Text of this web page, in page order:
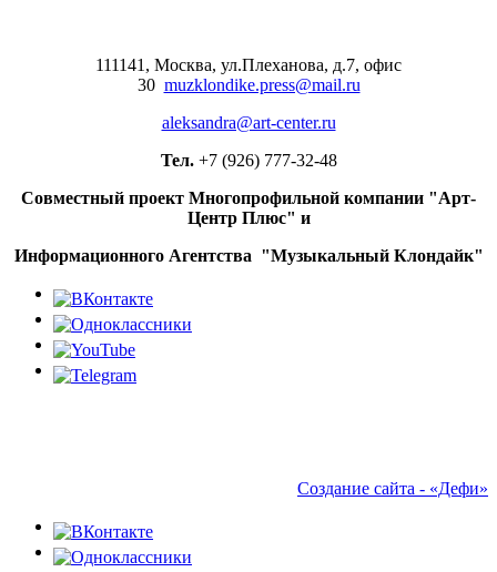
111141, Москва, ул.Плеханова, д.7, офис
30 muzklondike.press@mail.ru
aleksandra@art-center.ru
Тел. +7 (926) 777-32-48
Совместный проект Многопрофильной компании "Арт-
Центр Плюс" и
Информационного Агентства "Музыкальный Клондайк"
Создание сайта - «Дефи»